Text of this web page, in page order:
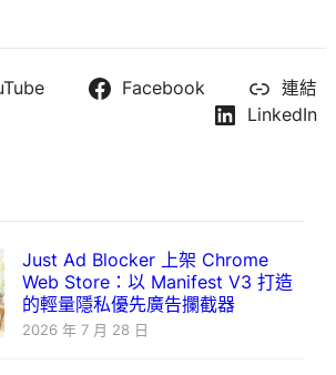
Facebook
連結
LinkedIn
Just Ad Blocker 上架 Chrome
Web Store：以 Manifest V3 打造
的輕量隱私優先廣告攔截器
2026 年 7 月 28 日